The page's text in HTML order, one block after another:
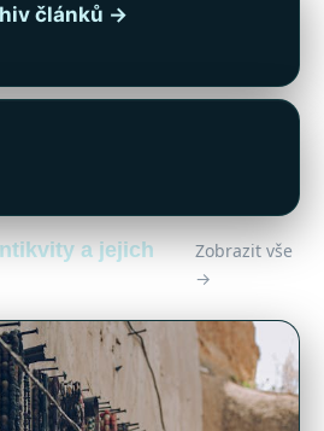
článků →
a jejich
Zobrazit vše
→